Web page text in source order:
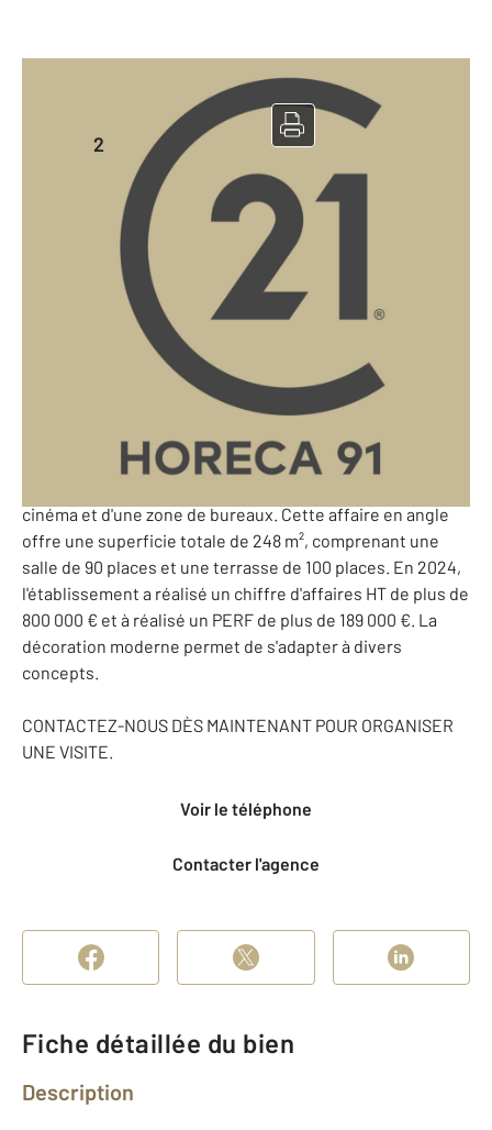
Restaurant à vendre
2 Essonne - 91
Ref: 10222877
702 527 €
PERF (Potentiel de l'Entreprise et Rentabilité Financière)
Essonne | Restaurant Licence IV à Vendre | Quartier Prisé |
de l'Essonne bénéficie d'un emplacement stratégique
cinéma et d'une zone de bureaux. Cette affaire en angle
offre une superficie totale de 248 m², comprenant une
salle de 90 places et une terrasse de 100 places. En 2024,
l'établissement a réalisé un chiffre d'affaires HT de plus de
800 000 € et à réalisé un PERF de plus de 189 000 €. La
décoration moderne permet de s'adapter à divers
concepts.
CONTACTEZ-NOUS DÈS MAINTENANT POUR ORGANISER
UNE VISITE.
Voir le téléphone
Contacter l'agence
Fiche détaillée du bien
Description